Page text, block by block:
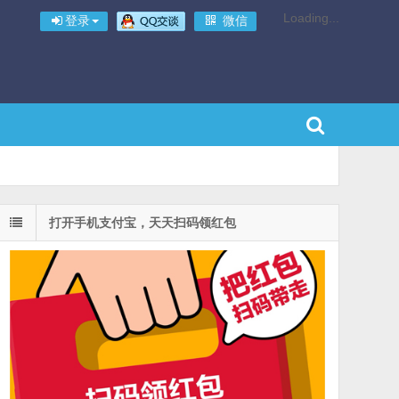
登录 微信 Loading...
打开手机支付宝，天天扫码领红包